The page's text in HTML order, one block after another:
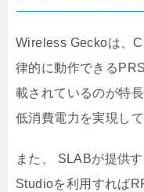
Wireless Geckoは、
律的に動作できる
載されているのが特
低消費電力を実現して
また、 SLABが提供
Studioを利用すれば